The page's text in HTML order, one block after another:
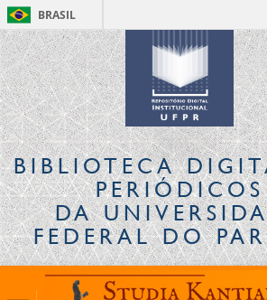
BRASIL
BIBLIOTECA
PERIÓDICOS
DA
FEDERAL DO